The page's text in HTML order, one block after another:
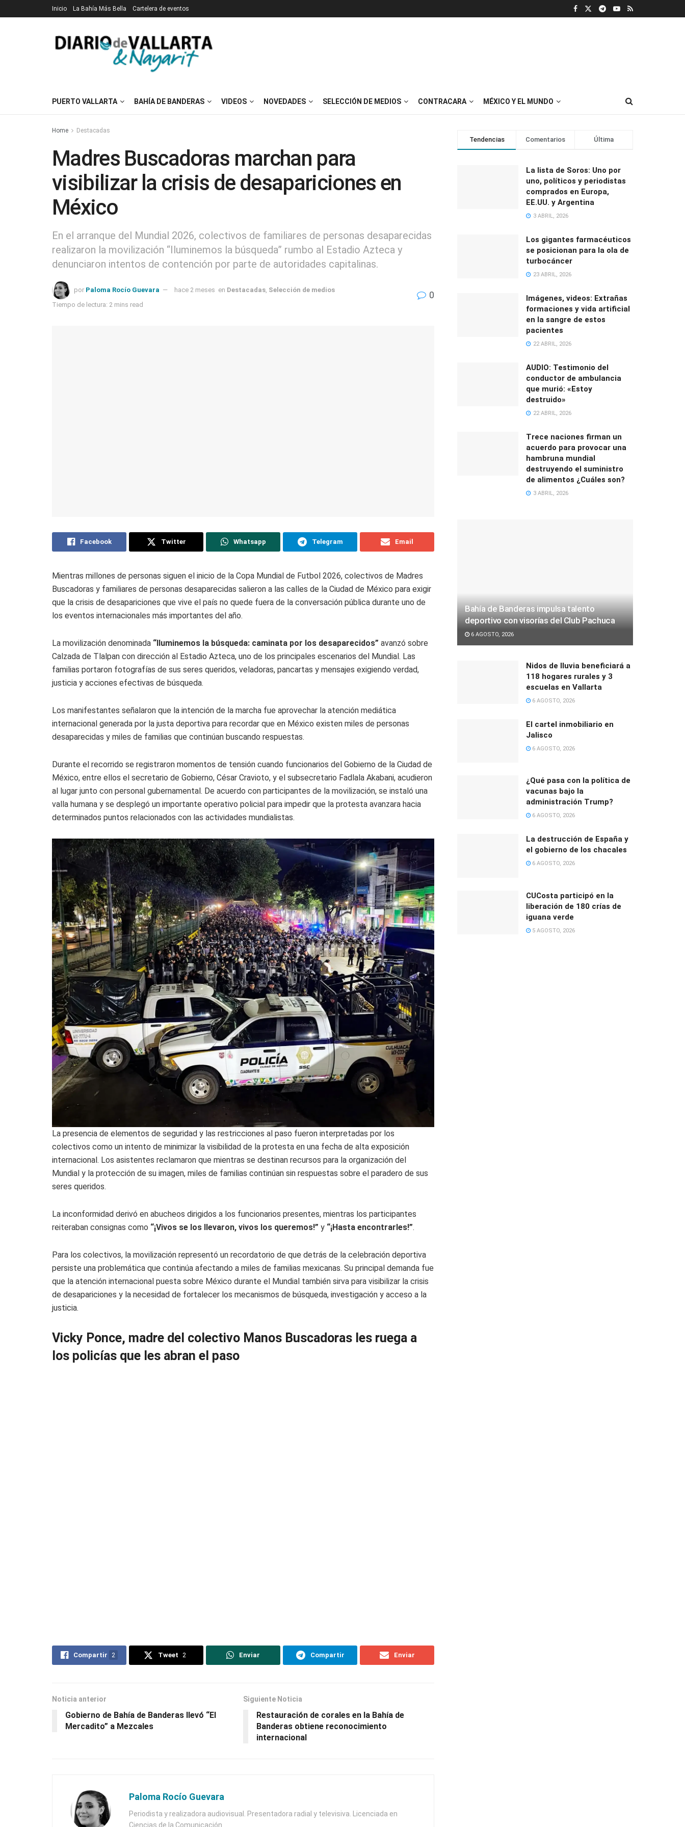
Inicio La Bahía Más Bella Cartelera de eventos
PUERTO VALLARTA BAHÍA DE BANDERAS VIDEOS NOVEDADES SELECCIÓN DE MEDIOS CONTRACARA MÉXICO Y EL MUNDO
Home Destacadas
Madres Buscadoras marchan para
visibilizar la crisis de desapariciones en
México
En el arranque del Mundial 2026, colectivos de familiares de personas desaparecidas
realizaron la movilización “Iluminemos la búsqueda” rumbo al Estadio Azteca y
denunciaron intentos de contención por parte de autoridades capitalinas.
por Paloma Rocío Guevara hace 2 meses en Destacadas Selección de medios
Tiempo de lectura: 2 mins read
0
Facebook Twitter Whatsapp Telegram Email
Mientras millones de personas siguen el inicio de la Copa Mundial de Futbol 2026, colectivos de Madres
Buscadoras y familiares de personas desaparecidas salieron a las calles de la Ciudad de México para exigir
que la crisis de desapariciones que vive el país no quede fuera de la conversación pública durante uno de
los eventos internacionales más importantes del año.
La movilización denominada “Iluminemos la búsqueda: caminata por los desaparecidos” avanzó sobre
Calzada de Tlalpan con dirección al Estadio Azteca, uno de los principales escenarios del Mundial. Las
familias portaron fotografías de sus seres queridos, veladoras, pancartas y mensajes exigiendo verdad,
justicia y acciones efectivas de búsqueda.
Los manifestantes señalaron que la intención de la marcha fue aprovechar la atención mediática
internacional generada por la justa deportiva para recordar que en México existen miles de personas
desaparecidas y miles de familias que continúan buscando respuestas.
Durante el recorrido se registraron momentos de tensión cuando funcionarios del Gobierno de la Ciudad de
México, entre ellos el secretario de Gobierno, César Cravioto, y el subsecretario Fadlala Akabani, acudieron
al lugar junto con personal gubernamental. De acuerdo con participantes de la movilización, se instaló una
valla humana y se desplegó un importante operativo policial para impedir que la protesta avanzara hacia
determinados puntos relacionados con las actividades mundialistas.
La presencia de elementos de seguridad y las restricciones al paso fueron interpretadas por los
colectivos como un intento de minimizar la visibilidad de la protesta en una fecha de alta exposición
internacional. Los asistentes reclamaron que mientras se destinan recursos para la organización del
Mundial y la protección de su imagen, miles de familias continúan sin respuestas sobre el paradero de sus
seres queridos.
La inconformidad derivó en abucheos dirigidos a los funcionarios presentes, mientras los participantes
reiteraban consignas como “¡Vivos se los llevaron, vivos los queremos!” y “¡Hasta encontrarles!”.
Para los colectivos, la movilización representó un recordatorio de que detrás de la celebración deportiva
persiste una problemática que continúa afectando a miles de familias mexicanas. Su principal demanda fue
que la atención internacional puesta sobre México durante el Mundial también sirva para visibilizar la crisis
de desapariciones y la necesidad de fortalecer los mecanismos de búsqueda, investigación y acceso a la
justicia.
Vicky Ponce, madre del colectivo Manos Buscadoras les ruega a
los policías que les abran el paso
Compartir 2 Tweet 2 Enviar Compartir Enviar
Noticia anterior
Gobierno de Bahía de Banderas llevó “El
Mercadito” a Mezcales
Siguiente Noticia
Restauración de corales en la Bahía de
Banderas obtiene reconocimiento
internacional
Paloma Rocío Guevara
Periodista y realizadora audiovisual. Presentadora radial y televisiva. Licenciada en
Ciencias de la Comunicación.
Tendencias Comentarios Última
La lista de Soros: Uno por
uno, políticos y periodistas
comprados en Europa,
EE.UU. y Argentina
3 ABRIL, 2026
Los gigantes farmacéuticos
se posicionan para la ola de
turbocáncer
23 ABRIL, 2026
Imágenes, videos: Extrañas
formaciones y vida artificial
en la sangre de estos
pacientes
22 ABRIL, 2026
AUDIO: Testimonio del
conductor de ambulancia
que murió: «Estoy
destruido»
22 ABRIL, 2026
Trece naciones firman un
acuerdo para provocar una
hambruna mundial
destruyendo el suministro
de alimentos ¿Cuáles son?
3 ABRIL, 2026
Bahía de Banderas impulsa talento
deportivo con visorías del Club Pachuca
6 AGOSTO, 2026
Nidos de lluvia beneficiará a
118 hogares rurales y 3
escuelas en Vallarta
6 AGOSTO, 2026
El cartel inmobiliario en
Jalisco
6 AGOSTO, 2026
¿Qué pasa con la política de
vacunas bajo la
administración Trump?
6 AGOSTO, 2026
La destrucción de España y
el gobierno de los chacales
6 AGOSTO, 2026
CUCosta participó en la
liberación de 180 crías de
iguana verde
5 AGOSTO, 2026